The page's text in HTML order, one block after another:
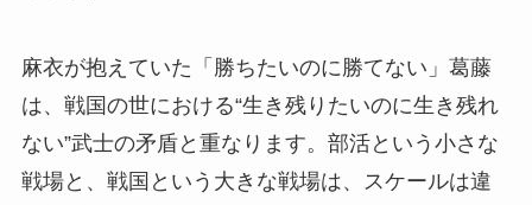
麻衣が抱えていた「勝ちたいのに勝てない」葛藤
は、戦国の世における“生き残りたいのに生き残れ
ない”武士の矛盾と重なります。部活という小さな
戦場と、戦国という大きな戦場は、スケールは違